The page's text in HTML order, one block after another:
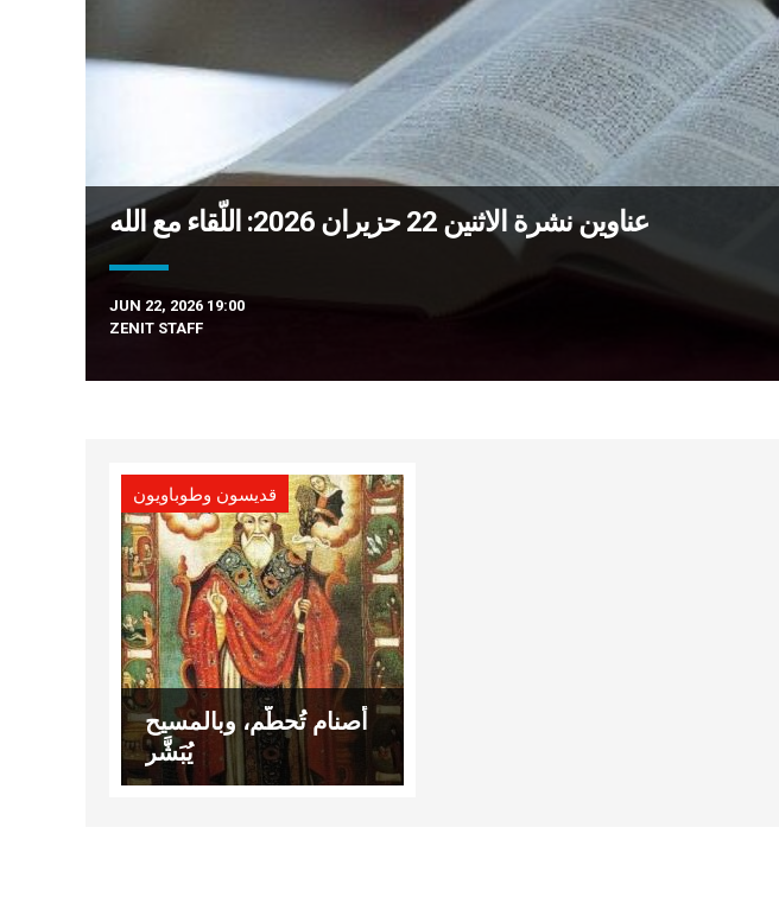
عناوين نشرة الاثنين 22 حزيران 2026: اللّقاء مع الله
JUN 22, 2026 19:00
ZENIT STAFF
قديسون وطوباويون
أصنام تُحطّم، وبالمسيح
يُبَشَّر